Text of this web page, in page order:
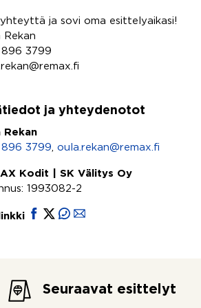
ja sovi oma esittelyaikasi!
Rekan
3799
ja yhteydenotot
Rekan
3799
oula.rekan@remax.fi
Kodit | SK Välitys Oy
1993082-2
Seuraavat esittelyt